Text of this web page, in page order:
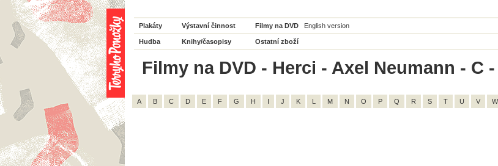
Plakáty Výstavní činnost Filmy na DVD English version
Hudba Knihy/časopisy Ostatní zboží
Filmy na DVD - Herci - Axel Neumann - C
A B C D E F G H I J K L M N O P Q R S T U V W